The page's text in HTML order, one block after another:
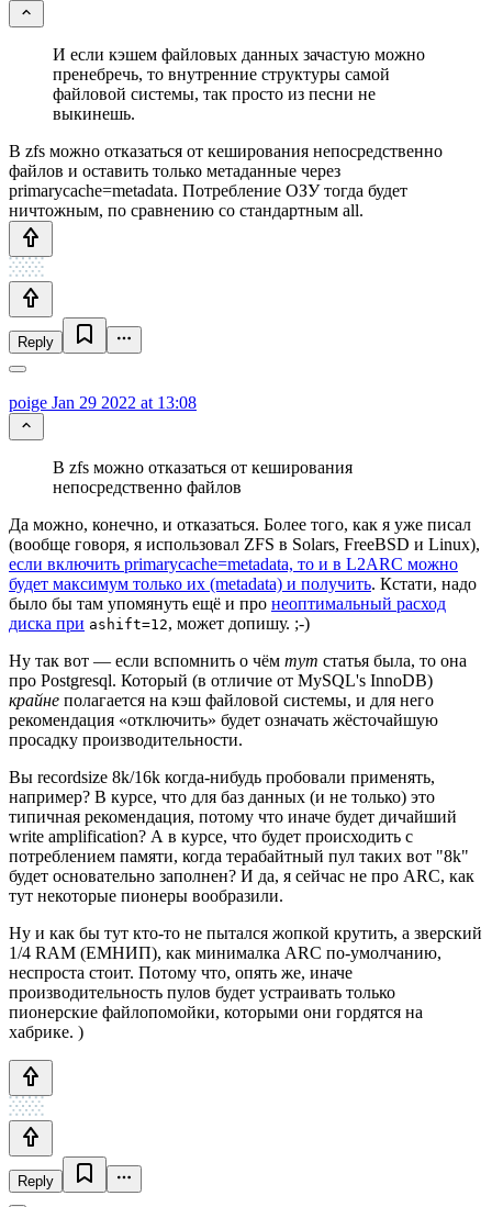
И если кэшем файловых данных зачастую можно
пренебречь, то внутренние структуры самой
файловой системы, так просто из песни не
выкинешь.
В zfs можно отказаться от кеширования непосредственно
файлов и оставить только метаданные через
primarycache=metadata. Потребление ОЗУ тогда будет
ничтожным, по сравнению со стандартным all.
Reply
poige Jan 29 2022 at 13:08
В zfs можно отказаться от кеширования
непосредственно файлов
Да можно, конечно, и отказаться. Более того, как я уже писал
(вообще говоря, я использовал ZFS в Solars, FreeBSD и Linux),
если включить primarycache=metadata, то и в L2ARC можно
будет максимум только их (metadata) и получить. Кстати, надо
было бы там упомянуть ещё и про неоптимальный расход
диска при ashift=12, может допишу. ;-)
Ну так вот — если вспомнить о чём тут статья была, то она
про Postgresql. Который (в отличие от MySQL's InnoDB)
крайне полагается на кэш файловой системы, и для него
рекомендация «отключить» будет означать жёсточайшую
просадку производительности.
Вы recordsize 8k/16k когда-нибудь пробовали применять,
например? В курсе, что для баз данных (и не только) это
типичная рекомендация, потому что иначе будет дичайший
write amplification? А в курсе, что будет происходить с
потреблением памяти, когда терабайтный пул таких вот "8k"
будет основательно заполнен? И да, я сейчас не про ARC, как
тут некоторые пионеры вообразили.
Ну и как бы тут кто-то не пытался жопкой крутить, а зверский
1/4 RAM (ЕМНИП), как минималка ARC по-умолчанию,
неспроста стоит. Потому что, опять же, иначе
производительность пулов будет устраивать только
пионерские файлопомойки, которыми они гордятся на
хабрике. )
Reply